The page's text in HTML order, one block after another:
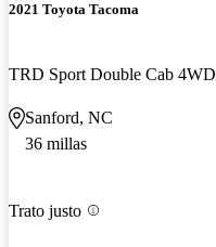
2021 Toyota Tacoma
TRD Sport Double Cab 4WD
Sanford, NC
36 millas
Trato justo